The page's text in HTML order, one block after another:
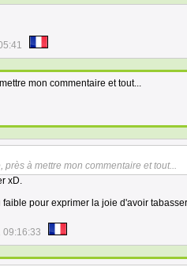
mon commentaire et tout...
près à mettre mon commentaire et tout...
xD.
pour exprimer la joie d'avoir
09:16:33